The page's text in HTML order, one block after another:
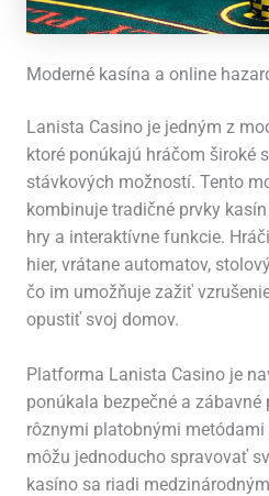
Moderné kasína a online
Lanista Casino je jedným z
ktoré ponúkajú hráčom široké
stávkových možností. Tento
kombinuje tradičné prvky
hry a interaktívne funkcie.
hier, vrátane automatov,
čo im umožňuje zažiť
opustiť svoj domov.
Platforma Lanista Casino je
ponúkala bezpečné a zábavné
rôznymi platobnými
môžu jednoducho spravovať
kasíno sa riadi